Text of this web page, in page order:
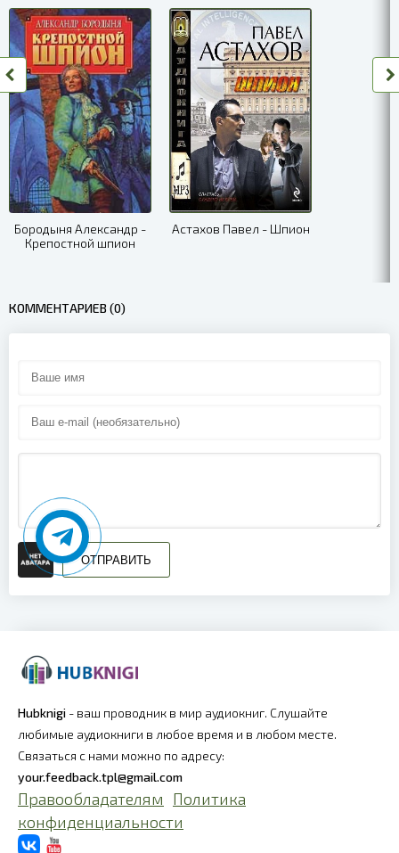
02_07
02_08
02_09
02_10
02_11
03_12
03_13
03_15
04_01
Бородыня Александр -
Крепостной шпион
Астахов Павел - Шпион
КОММЕНТАРИЕВ (0)
ОТПРАВИТЬ
Hubknigi - ваш проводник в мир аудиокниг. Слушайте
любимые аудиокниги в любое время и в любом месте.
Связаться с нами можно по адресу:
your.feedback.tpl@gmail.com
Правообладателям Политика
конфиденциальности